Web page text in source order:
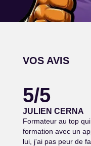
VOS AVIS
5/5
JULIEN CERNA
Formateur au top
formation avec un
lui, j'ai pas peur de